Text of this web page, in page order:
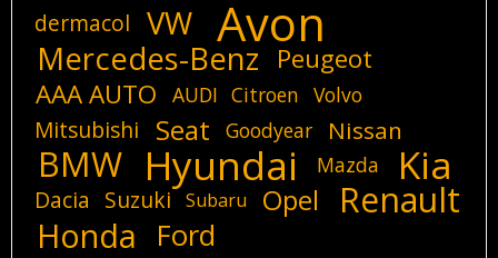
dermacol
VW Avon
Mercedes-Benz
Peugeot
AAA AUTO
AUDI Citroen Volvo
Mitsubishi Seat Goodyear Nissan
BMW Hyundai Mazda Kia
Dacia Suzuki Subaru Opel Renault
Honda Ford